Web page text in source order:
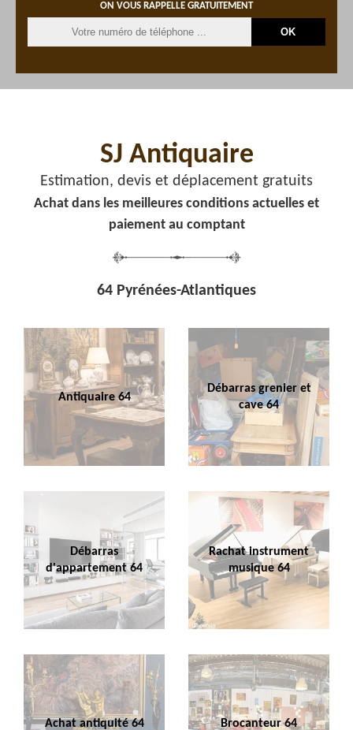
ON VOUS RAPPELLE GRATUITEMENT
SJ Antiquaire
Estimation, devis et déplacement gratuits
Achat dans les meilleures conditions actuelles et
paiement au comptant
64 Pyrénées-Atlantiques
Antiquaire 64
Débarras grenier et
cave 64
Débarras
d'appartement 64
Rachat instrument
musique 64
Achat antiquité 64 Brocanteur 64